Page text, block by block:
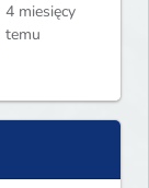
4 miesięcy
temu